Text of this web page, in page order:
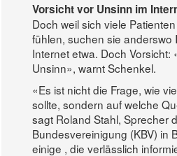
Vorsicht vor Unsinn im
Doch weil sich viele
fühlen, suchen sie anderswo
Internet etwa. Doch Vorsicht:
Unsinn», warnt Schenkel.
«Es ist nicht die Frage, wie
sollte, sondern auf welche
sagt Roland Stahl, Sprecher
Bundesvereinigung (KBV) in
einige , die verlässlich